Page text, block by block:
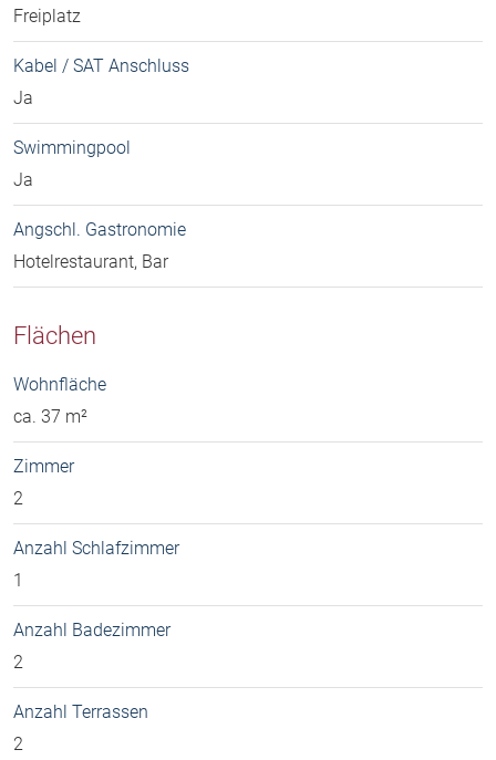
Freiplatz
Kabel / SAT Anschluss
Ja
Swimmingpool
Ja
Angschl. Gastronomie
Hotelrestaurant, Bar
Flächen
Wohnfläche
ca. 37 m²
Zimmer
2
Anzahl Schlafzimmer
1
Anzahl Badezimmer
2
Anzahl Terrassen
2